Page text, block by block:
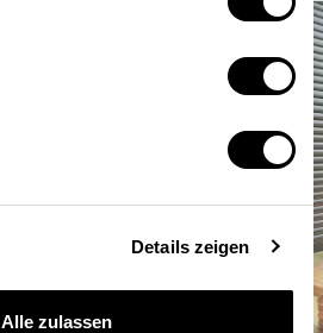
Details zeigen
Alle zulassen